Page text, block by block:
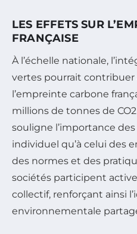
LES EFFETS SUR
FRANÇAISE
À l’échelle nationale,
vertes pourrait
l’empreinte carbone
millions de tonnes de CO2
souligne l’importance
individuel qu’à celui des
des normes et des
sociétés participent
collectif, renforçant ainsi
environnementale